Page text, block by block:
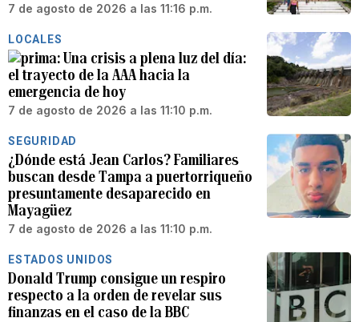
7 de agosto de 2026 a las 11:16 p.m.
LOCALES
Una crisis a plena luz del día:
el trayecto de la AAA hacia la
emergencia de hoy
7 de agosto de 2026 a las 11:10 p.m.
SEGURIDAD
¿Dónde está Jean Carlos? Familiares
buscan desde Tampa a puertorriqueño
presuntamente desaparecido en
Mayagüez
7 de agosto de 2026 a las 11:10 p.m.
ESTADOS UNIDOS
Donald Trump consigue un respiro
respecto a la orden de revelar sus
finanzas en el caso de la BBC